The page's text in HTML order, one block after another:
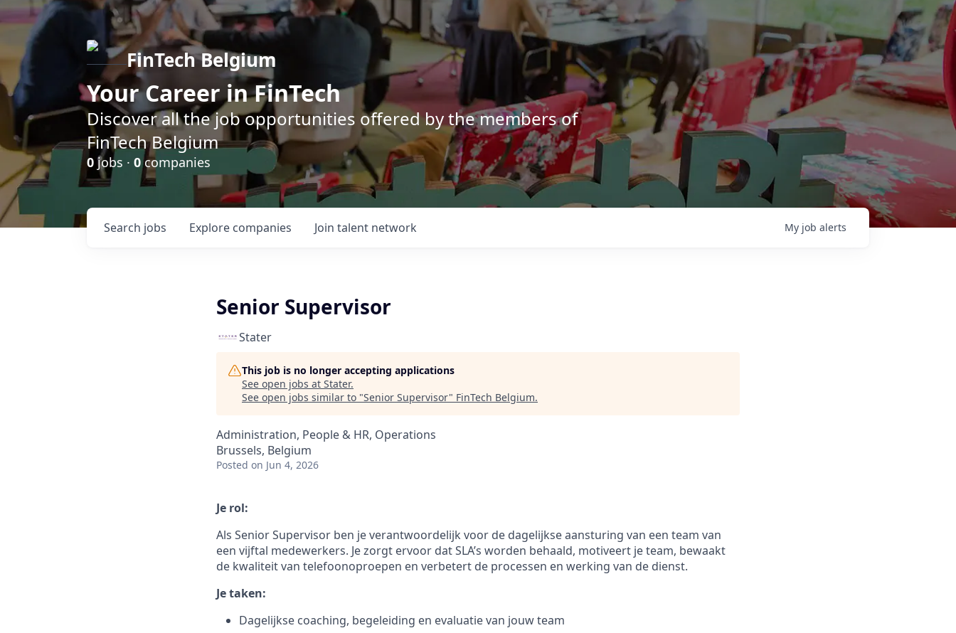
FinTech Belgium
Your Career in FinTech
Discover all the job opportunities offered by the members of
FinTech Belgium
0 jobs · 0companies
Search jobs Explore companies Join talent network My job alerts
Senior Supervisor
Stater
This job is no longer accepting applications
See open jobs at Stater.
See open jobs similar to "Senior Supervisor" FinTech Belgium.
Administration, People & HR, Operations
Brussels, Belgium
Posted on Jun 4, 2026
Je rol:
Als Senior Supervisor ben je verantwoordelijk voor de dagelijkse aansturing van een team van
een vijftal medewerkers. Je zorgt ervoor dat SLA’s worden behaald, motiveert je team, bewaakt
de kwaliteit van telefoonoproepen en verbetert de processen en werking van de dienst.
Je taken:
Dagelijkse coaching, begeleiding en evaluatie van jouw team